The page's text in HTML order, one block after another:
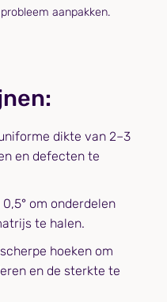
aanpakken.
dikte van 2–3
en defecten te
0,5° om onderdelen
te halen.
hoeken om
en de sterkte te